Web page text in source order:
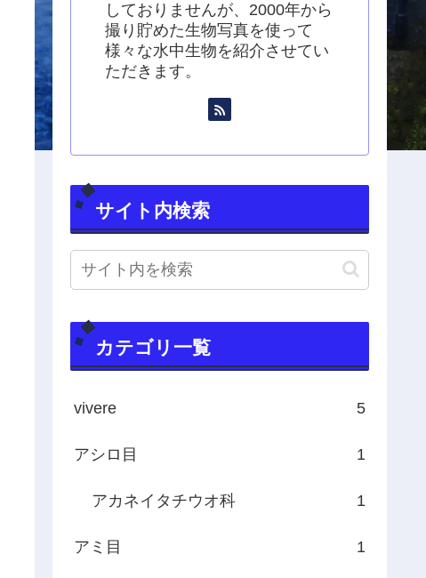
しておりませんが、2000年から
撮り貯めた生物写真を使って
様々な水中生物を紹介させてい
ただきます。
サイト内検索
カテゴリ一覧
vivere 5
アシロ目 1
アカネイタチウオ科 1
アミ目 1